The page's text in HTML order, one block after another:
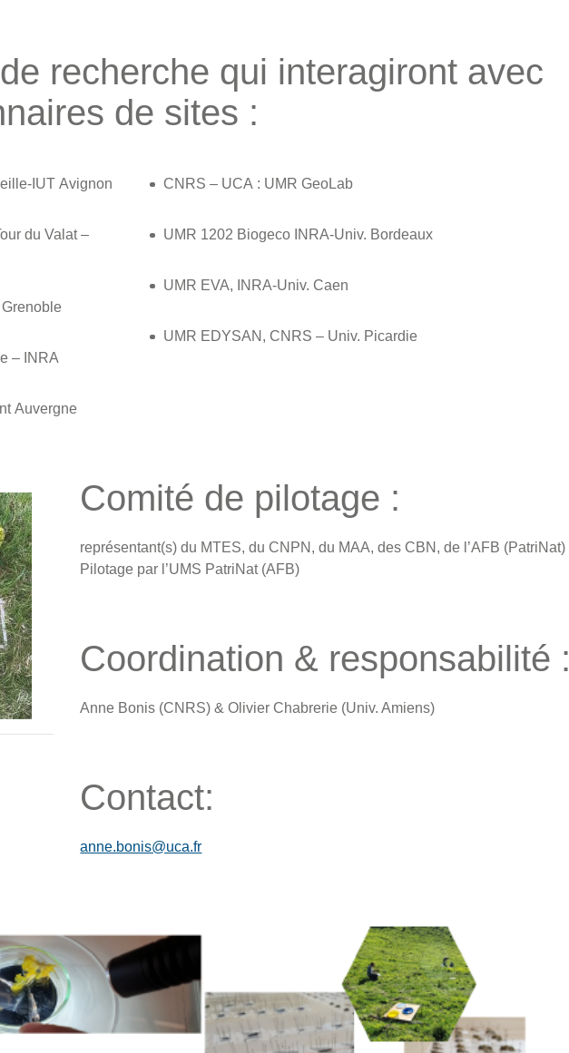
recherche qui interagiront avec
de sites :
IUT Avignon
du Valat –
– INRA
Auvergne
CNRS – UCA : UMR GeoLab
UMR 1202 Biogeco INRA-Univ. Bordeaux
UMR EVA, INRA-Univ. Caen
UMR EDYSAN, CNRS – Univ. Picardie
Comité de pilotage :
représentant(s) du MTES, du CNPN, du MAA, des CBN, de l’AFB (PatriNat)
Pilotage par l’UMS PatriNat (AFB)
Coordination & responsabilité :
Anne Bonis (CNRS) & Olivier Chabrerie (Univ. Amiens)
Contact:
anne.bonis@uca.fr